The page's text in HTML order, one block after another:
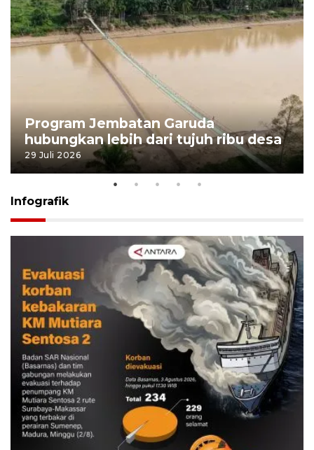
Program Jembatan Garuda
hubungkan lebih dari tujuh ribu desa
29 Juli 2026
Infografik